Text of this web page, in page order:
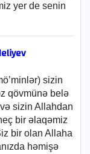
yer de senin
sizin
qövmünə belə
sizin Allahdan
bir əlaqəmiz
bir olan Allaha
həmişə